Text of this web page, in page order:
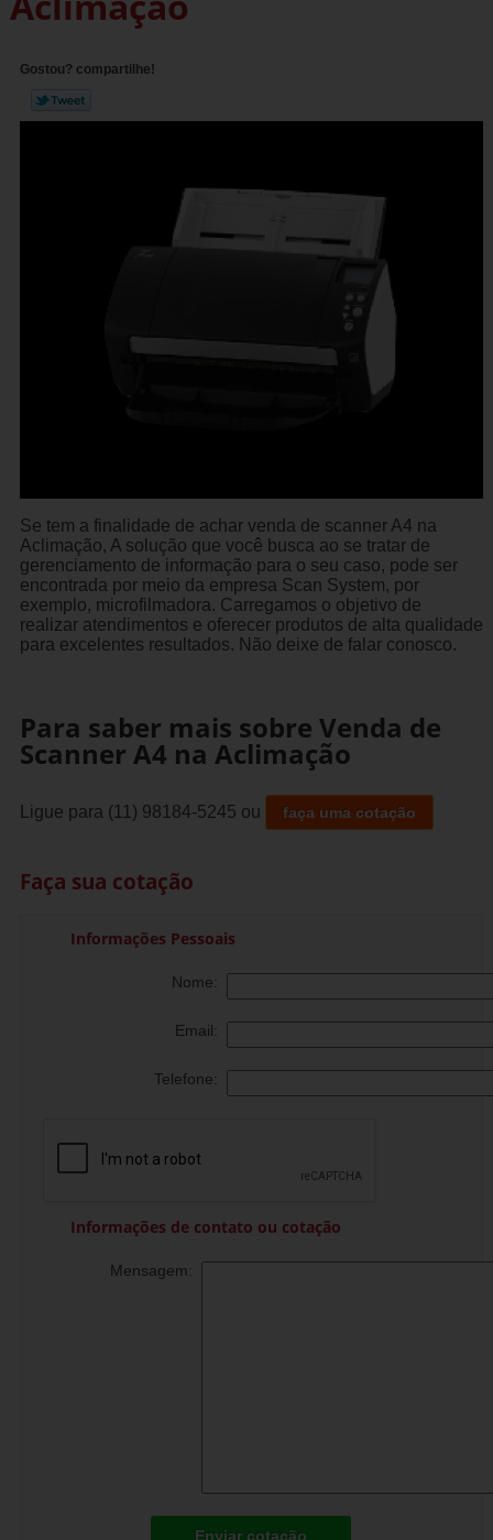
Gostou? compartilhe!
Se tem a finalidade de achar venda de scanner A4 na
Aclimação, A solução que você busca ao se tratar de
gerenciamento de informação para o seu caso, pode ser
encontrada por meio da empresa Scan System, por
exemplo, microfilmadora. Carregamos o objetivo de
realizar atendimentos e oferecer produtos de alta qualidade
para excelentes resultados. Não deixe de falar conosco.
Para saber mais sobre Venda de
Scanner A4 na Aclimação
Ligue para (11) 98184-5245 ou faça uma cotação
Faça sua cotação
Informações Pessoais
Nome:
Email:
Telefone:
Informações de contato ou cotação
Mensagem:
Enviar cotação